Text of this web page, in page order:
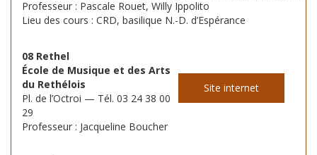
Professeur : Pascale Rouet, Willy Ippolito
Lieu des cours : CRD, basilique N.-D. d’Espérance
Site internet
08 Rethel
École de Musique et des Arts
du Rethélois
Pl. de l’Octroi — Tél. 03 24 38 00
29
Professeur : Jacqueline Boucher